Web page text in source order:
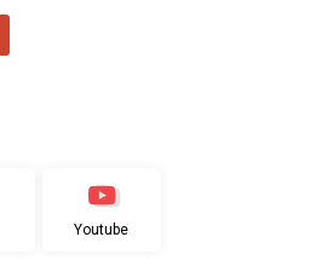
Youtube